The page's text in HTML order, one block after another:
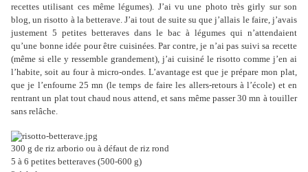
recettes utilisant ces même légumes). J’ai vu une photo très girly sur son
blog, un risotto à la betterave. J’ai tout de suite su que j’allais le faire, j’avais
justement 5 petites betteraves dans le bac à légumes qui n’attendaient
qu’une bonne idée pour être cuisinées. Par contre, je n’ai pas suivi sa recette
(même si elle y ressemble grandement), j’ai cuisiné le risotto comme j’en ai
l’habite, soit au four à micro-ondes. L’avantage est que je prépare mon plat,
que je l’enfourne 25 mn (le temps de faire les allers-retours à l’école) et en
rentrant un plat tout chaud nous attend, et sans même passer 30 mn à touiller
sans relâche.
300 g de riz arborio ou à défaut de riz rond
5 à 6 petites betteraves (500-600 g)